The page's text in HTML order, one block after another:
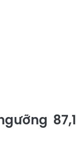
87,1